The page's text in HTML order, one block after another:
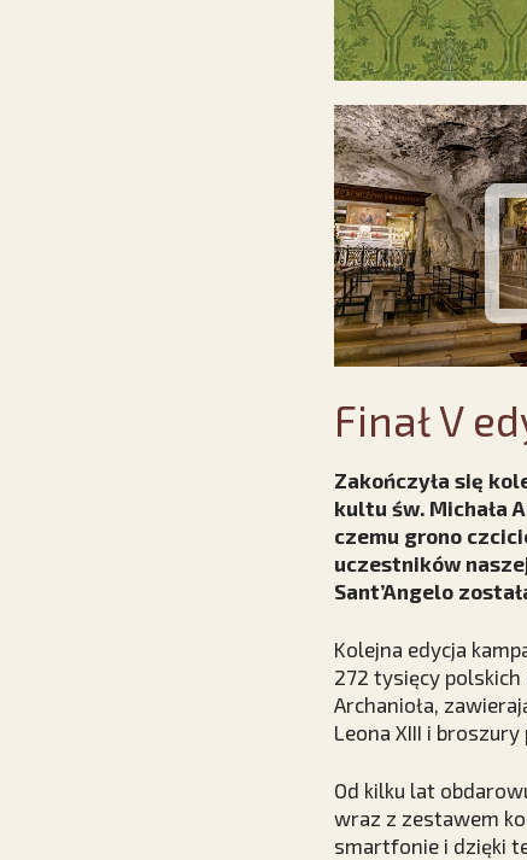
Finał V
Zakończyła się
kultu św. Michała
czemu grono
uczestników
Sant’Angelo
Kolejna edycja
272 tysięcy polskich
Archanioła,
Leona XIII i
Od kilku lat
wraz z zestawem
smartfonie i dzięki